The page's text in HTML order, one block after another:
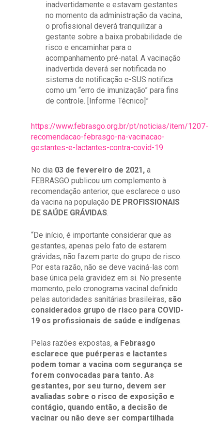
inadvertidamente e estavam gestantes
no momento da administração da vacina,
o profissional deverá tranquilizar a
gestante sobre a baixa probabilidade de
risco e encaminhar para o
acompanhamento pré-natal. A vacinação
inadvertida deverá ser notificada no
sistema de notificação e-SUS notifica
como um “erro de imunização” para fins
de controle. [Informe Técnico]”
https://www.febrasgo.org.br/pt/noticias/item/1207-
recomendacao-febrasgo-na-vacinacao-
gestantes-e-lactantes-contra-covid-19
No dia 03 de fevereiro de 2021, a
FEBRASGO publicou um complemento à
recomendação anterior, que esclarece o uso
da vacina na população DE PROFISSIONAIS
DE SAÚDE GRÁVIDAS.
“De início, é importante considerar que as
gestantes, apenas pelo fato de estarem
grávidas, não fazem parte do grupo de risco.
Por esta razão, não se deve vaciná-las com
base única pela gravidez em si. No presente
momento, pelo cronograma vacinal definido
pelas autoridades sanitárias brasileiras, são
considerados grupo de risco para COVID-
19 os profissionais de saúde e indígenas.
Pelas razões expostas, a Febrasgo
esclarece que puérperas e lactantes
podem tomar a vacina com segurança se
forem convocadas para tanto. As
gestantes, por seu turno, devem ser
avaliadas sobre o risco de exposição e
contágio, quando então, a decisão de
vacinar ou não deve ser compartilhada